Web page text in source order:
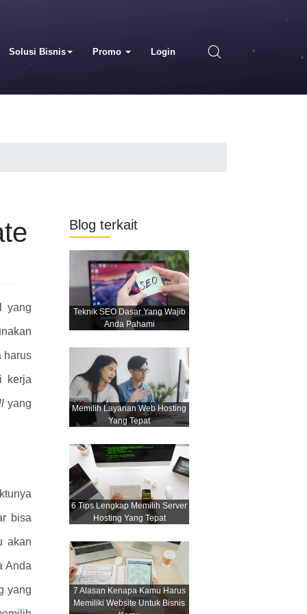
Solusi Bisnis Promo Login
yang
harus
kerja
yang
bisa
akan
Anda
yang
Blog terkait
Teknik SEO Dasar Yang Wajib
Anda Pahami
Memilih Layanan Web Hosting
Yang Tepat
6 Tips Lengkap Memilih Server
Hosting Yang Tepat
7 Alasan Kenapa Kamu Harus
Memiliki Website Untuk Bisnis